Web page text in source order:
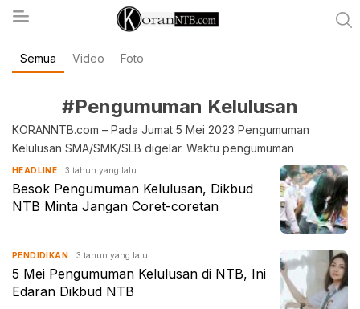
koranntb.com
Semua Video Foto
#Pengumuman Kelulusan
KORANNTB.com – Pada Jumat 5 Mei 2023 Pengumuman
Kelulusan SMA/SMK/SLB digelar. Waktu pengumuman
HEADLINE 3 tahun yang lalu
Besok Pengumuman Kelulusan, Dikbud
NTB Minta Jangan Coret-coretan
PENDIDIKAN 3 tahun yang lalu
5 Mei Pengumuman Kelulusan di NTB, Ini
Edaran Dikbud NTB